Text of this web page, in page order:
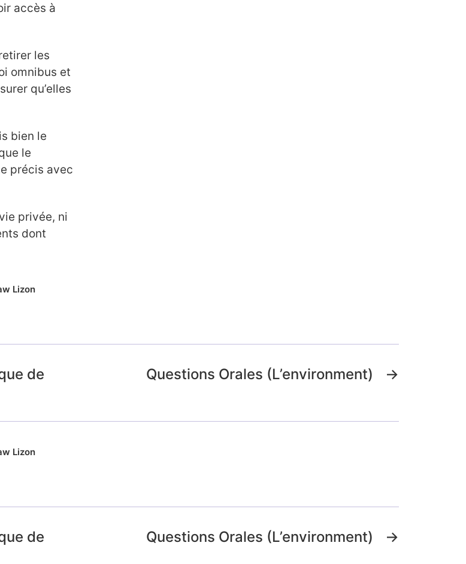
accès à
les
omnibus et
qu’elles
bien le
le
précis avec
privée, ni
dont
Lizon
de
→
Questions Orales (L’environment)
Lizon
de
→
Questions Orales (L’environment)